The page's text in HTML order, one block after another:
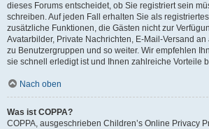
dieses Forums entscheidet, ob Sie registriert sein
schreiben. Auf jeden Fall erhalten Sie als
zusätzliche Funktionen, die Gästen nicht zur
Avatarbilder, Private Nachrichten, E-Mail-Versand
zu Benutzergruppen und so weiter. Wir empfehlen
sie schnell erledigt ist und Ihnen zahlreiche Vorteile
Nach oben
Was ist COPPA?
COPPA, ausgeschrieben Children’s Online Privacy